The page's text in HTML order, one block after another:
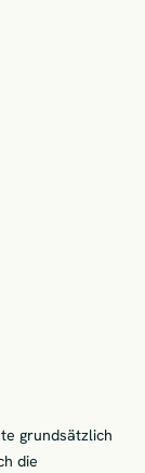
grundsätzlich
die